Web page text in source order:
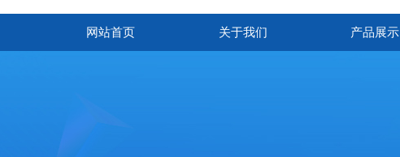
网站首页 关于我们 产品展示